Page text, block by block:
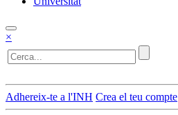
×
Adhereix-te a l'INH Crea el teu compte